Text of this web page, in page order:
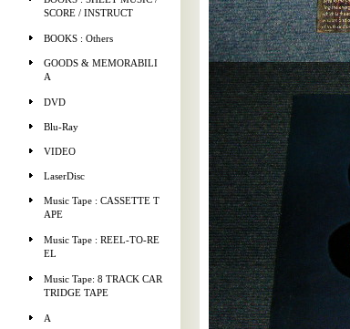
SCORE / INSTRUCT
BOOKS : Others
GOODS & MEMORABILI
A
DVD
Blu-Ray
VIDEO
LaserDisc
Music Tape : CASSETTE T
APE
Music Tape : REEL-TO-RE
EL
Music Tape: 8 TRACK CAR
TRIDGE TAPE
A